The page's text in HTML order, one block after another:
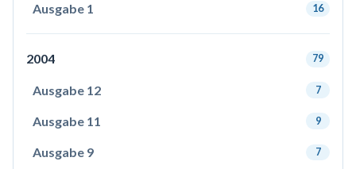
Ausgabe 1 16
2004 79
Ausgabe 12 7
Ausgabe 11 9
Ausgabe 9 7